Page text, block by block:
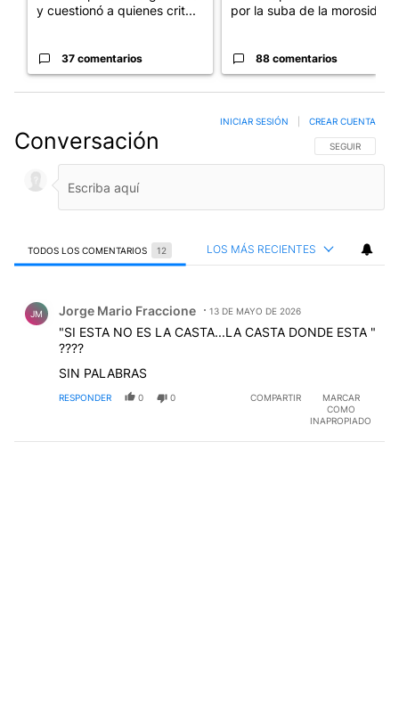
y cuestionó a quienes crit...
37 comentarios
por la suba de la morosida...
88 comentarios
Conversación SIGA ESTA
SEGUIR
INICIAR SESIÓN CREAR CUENTA
TODOS LOS COMENTARIOS 12 LOS MÁS RECIENTES
JM Jorge Mario Fraccione 13 DE MAYO DE 2026
"SI ESTA NO ES LA CASTA...LA CASTA DONDE ESTA "
????
SIN PALABRAS
RESPONDER 0 0 COMPARTIR
MARCAR
COMO
INAPROPIADO